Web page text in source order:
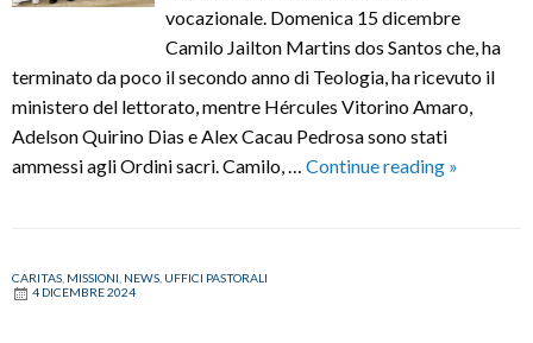
vocazionale. Domenica 15 dicembre
Camilo Jailton Martins dos Santos che, ha
terminato da poco il secondo anno di Teologia, ha ricevuto il
ministero del lettorato, mentre Hércules Vitorino Amaro,
Adelson Quirino Dias e Alex Cacau Pedrosa sono stati
ammessi agli Ordini sacri. Camilo, … Continue reading Lettorato
»
CARITAS MISSIONI NEWS UFFICI PASTORALI
4 DICEMBRE 2024